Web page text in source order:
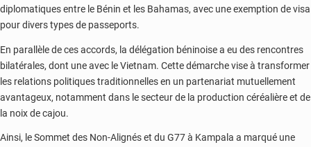
diplomatiques entre le Bénin et les Bahamas, avec une exemption de visa
pour divers types de passeports.
En parallèle de ces accords, la délégation béninoise a eu des rencontres
bilatérales, dont une avec le Vietnam. Cette démarche vise à transformer
les relations politiques traditionnelles en un partenariat mutuellement
avantageux, notamment dans le secteur de la production céréalière et de
la noix de cajou.
Ainsi, le Sommet des Non-Alignés et du G77 à Kampala a marqué une